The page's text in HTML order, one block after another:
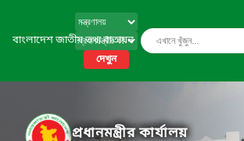
বাংলাদেশ জাতীয় তথ্য বাতায়ন
দেখুন
প্রধানমন্ত্রীর কার্যালয়